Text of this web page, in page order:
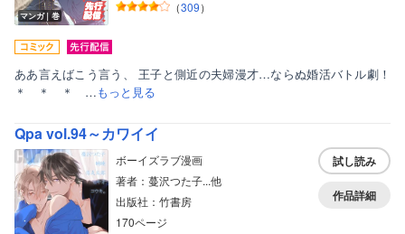
マンガ｜巻
（309）
ああ言えばこう言う、 王子と側近の夫婦漫才…ならぬ婚活バトル劇！
＊ ＊ ＊ …もっと見る
Qpa vol.94～カワイイ
ボーイズラブ漫画
著者：蔓沢つた子...他
出版社：竹書房
170ページ
試し読み
作品詳細